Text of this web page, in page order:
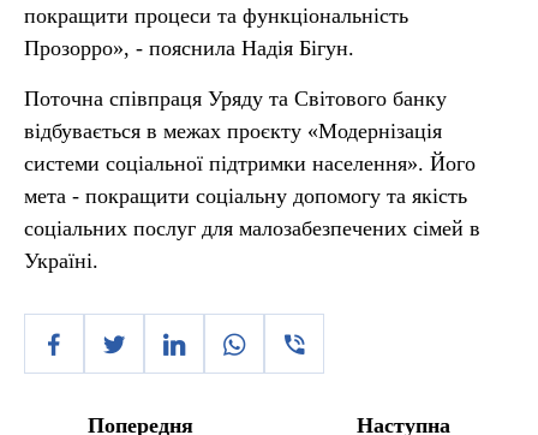
покращити процеси та функціональність
Прозорро», - пояснила Надія Бігун.
Поточна співпраця Уряду та Світового банку
відбувається в межах проєкту «Модернізація
системи соціальної підтримки населення». Його
мета - покращити соціальну допомогу та якість
соціальних послуг для малозабезпечених сімей в
Україні.
Попередня Наступна